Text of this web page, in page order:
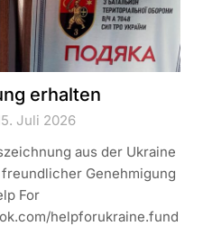
erhalten
Juli 2026
aus der Ukraine
Genehmigung
For
helpforukraine.fund